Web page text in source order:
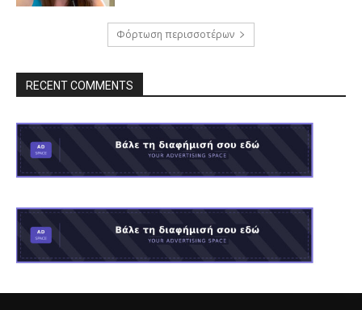
Φόρτωση περισσοτέρων
RECENT COMMENTS